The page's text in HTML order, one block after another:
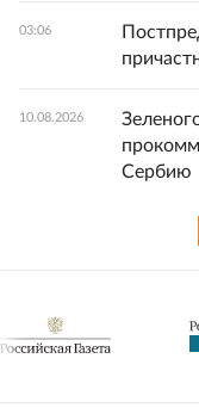
03:06
10.08.2026
Сербию